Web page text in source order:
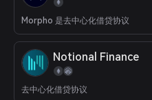
Morpho 是去中心化借贷协议
Notional Finance
去中心化借贷协议